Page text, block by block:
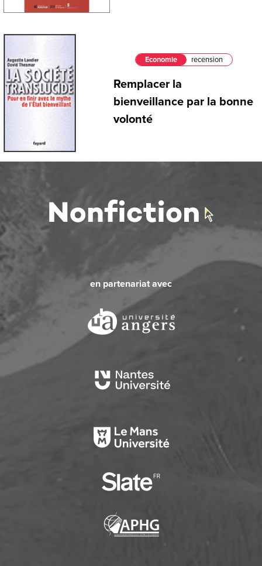
Economie recension
Remplacer la
bienveillance par la bonne
volonté
en partenariat avec